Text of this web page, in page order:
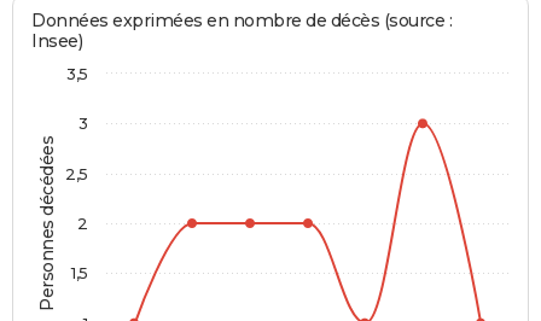
Personnes décédées
Données exprimées en nombre de décès (source :
Insee)
1,5
2
2,5
3
3,5